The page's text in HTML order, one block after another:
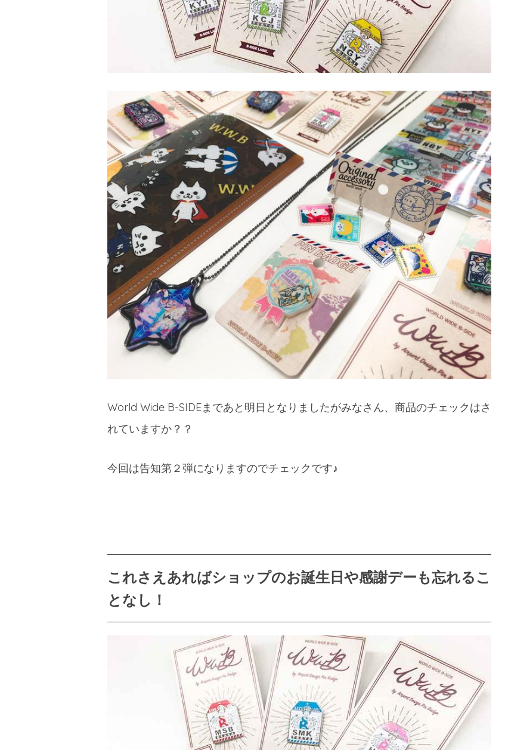
World Wide B-SIDEまであと明日となりましたがみなさん、商品のチェックはさ
れていますか？？
今回は告知第２弾になりますのでチェックです♪
これさえあればショップのお誕生日や感謝デーも忘れるこ
となし！